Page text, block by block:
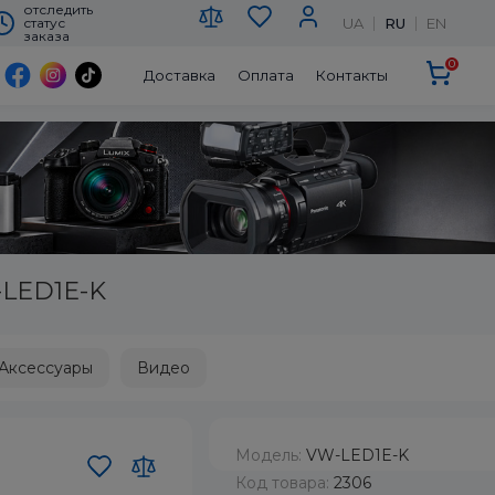
отследить
статус
заказа
UA RU EN
Доставка Оплата Контакты
0
K
Аксессуары Видео
Модель: VW-LED1E-K
Код товара: 2306